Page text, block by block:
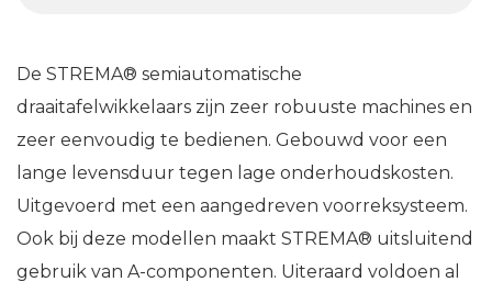
De STREMA® semiautomatische
draaitafelwikkelaars zijn zeer robuuste machines en
zeer eenvoudig te bedienen. Gebouwd voor een
lange levensduur tegen lage onderhoudskosten.
Uitgevoerd met een aangedreven voorreksysteem.
Ook bij deze modellen maakt STREMA® uitsluitend
gebruik van A-componenten. Uiteraard voldoen al